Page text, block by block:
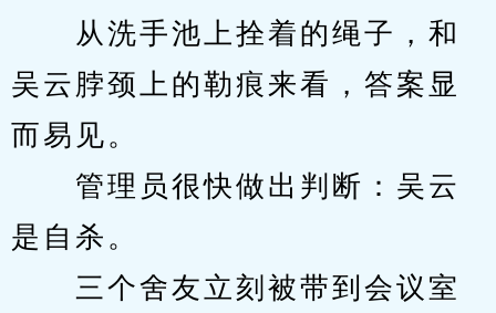
从洗手池上拴着的绳子，和
吴云脖颈上的勒痕来看，答案显
而易见。
管理员很快做出判断：吴云
是自杀。
三个舍友立刻被带到会议室